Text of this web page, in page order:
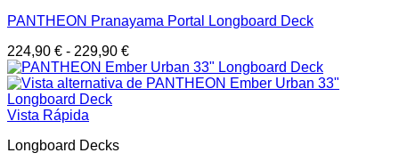
PANTHEON Pranayama Portal Longboard Deck
224,90 € - 229,90 €
Vista Rápida
Longboard Decks